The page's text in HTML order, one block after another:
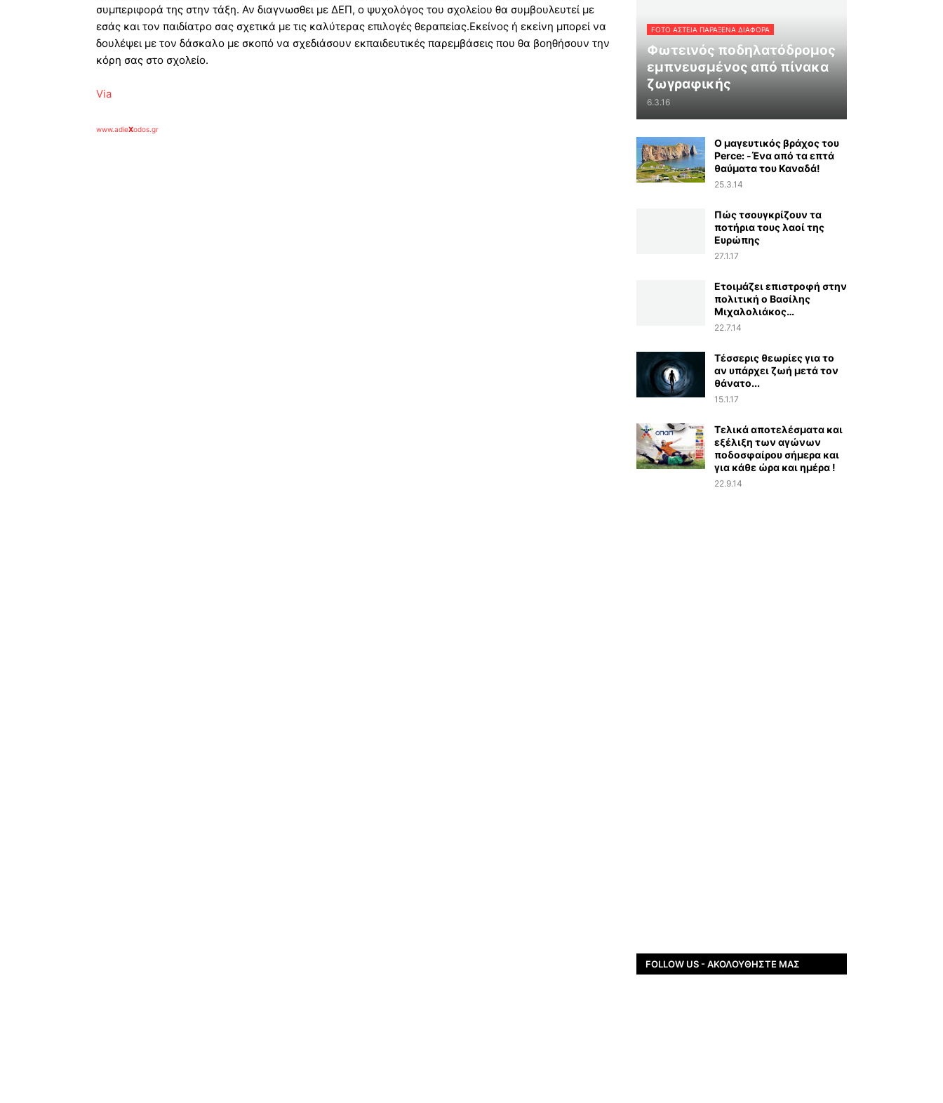
συμπεριφορά της στην τάξη. Αν διαγνωσθει με ΔΕΠ, ο ψυχολόγος του σχολείου θα συμβουλευτεί με
εσάς και τον παιδίατρο σας σχετικά με τις καλύτερας επιλογές θεραπείας.Εκείνος ή εκείνη μπορεί να
δουλέψει με τον δάσκαλο με σκοπό να σχεδιάσουν εκπαιδευτικές παρεμβάσεις που θα βοηθήσουν την
κόρη σας στο σχολείο.
Via
www.adieXodos.gr
FOTO ΑΣΤΕΙΑ ΠΑΡΑΞΕΝΑ ΔΙΑΦΟΡΑ
Φωτεινός ποδηλατόδρομος
εμπνευσμένος από πίνακα
ζωγραφικής
6.3.16
Ο μαγευτικός βράχος του
Perce: -Ένα από τα επτά
θαύματα του Καναδά!
25.3.14
Πώς τσουγκρίζουν τα
ποτήρια τους λαοί της
Ευρώπης
27.1.17
Ετοιμάζει επιστροφή στην
πολιτική ο Βασίλης
Μιχαλολιάκος…
22.7.14
Τέσσερις θεωρίες για το
αν υπάρχει ζωή μετά τον
θάνατο...
15.1.17
Τελικά αποτελέσματα και
εξέλιξη των αγώνων
ποδοσφαίρου σήμερα και
για κάθε ώρα και ημέρα !
22.9.14
FOLLOW US - ΑΚΟΛΟΥΘΉΣΤΕ ΜΑΣ